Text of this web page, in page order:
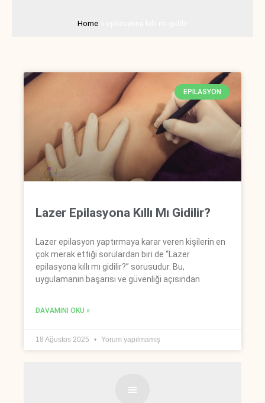
Home
EPILASYON
Lazer Epilasyona Kıllı Mı Gidilir?
Lazer epilasyon yaptırmaya karar veren kişilerin en
çok merak ettiği sorulardan biri de “Lazer
epilasyona kıllı mı gidilir?” sorusudur. Bu,
uygulamanın başarısı ve güvenliği açısından
DAVAMINI OKU »
18 Ağustos 2025 Yorum yapılmamış